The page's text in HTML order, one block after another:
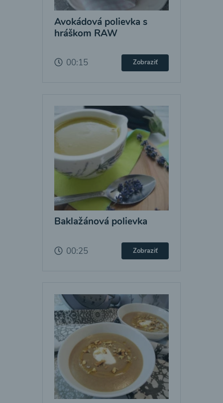
Avokádová polievka s
hráškom RAW
00:15 Zobraziť
Baklažánová polievka
00:25 Zobraziť